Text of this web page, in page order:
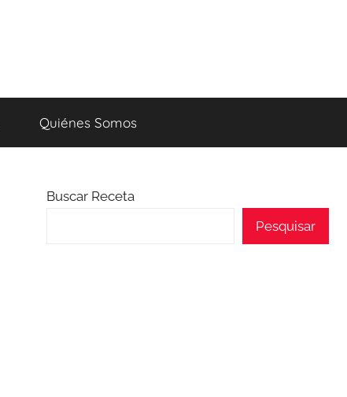
Quiénes Somos
Buscar Receta
Pesquisar